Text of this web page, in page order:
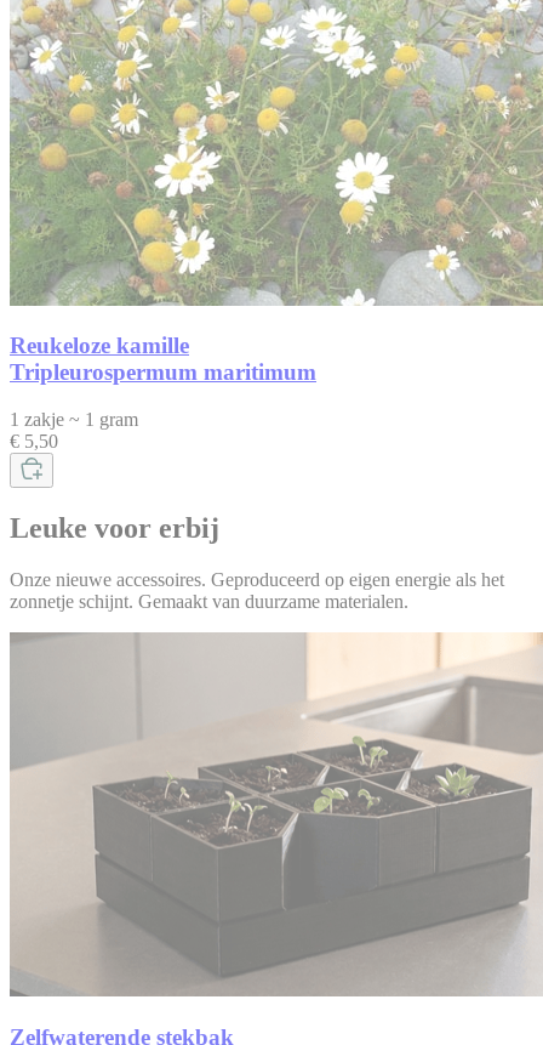
Reukeloze kamille
Tripleurospermum maritimum
1 zakje ~ 1 gram
€ 5,50
Leuke voor erbij
Onze nieuwe accessoires. Geproduceerd op eigen energie als het
zonnetje schijnt. Gemaakt van duurzame materialen.
Zelfwaterende stekbak